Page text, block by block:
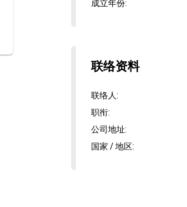
成立年份:
联络资料
联络人:
职衔:
公司地址:
国家 / 地区: